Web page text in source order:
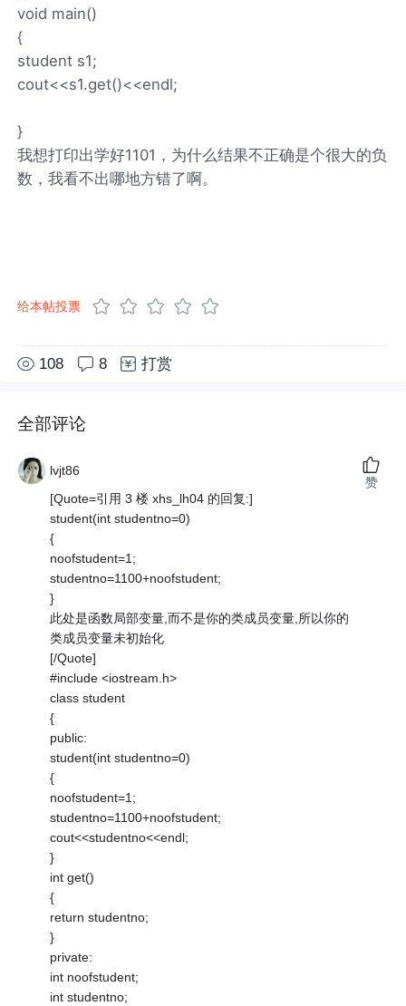
void main()
{
student s1;
cout<<s1.get()<<endl;
}
我想打印出学好1101，为什么结果不正确是个很大的负
数，我看不出哪地方错了啊。
给本帖投票
108 8 打赏
全部评论
lvjt86
[Quote=引用 3 楼 xhs_lh04 的回复:]
student(int studentno=0)
{
noofstudent=1;
studentno=1100+noofstudent;
}
此处是函数局部变量,而不是你的类成员变量,所以你的
类成员变量未初始化
[/Quote]
#include <iostream.h>
class student
{
public:
student(int studentno=0)
{
noofstudent=1;
studentno=1100+noofstudent;
cout<<studentno<<endl;
}
int get()
{
return studentno;
}
private:
int noofstudent;
int studentno;
赞